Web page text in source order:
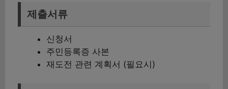
제출서류
신청서
주민등록증 사본
재도전 관련 계획서 (필요시)